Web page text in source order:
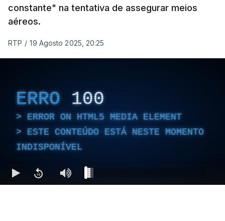
constante" na tentativa de assegurar meios
aéreos.
RTP / 19 Agosto 2025, 20:25
ERRO 100
ERROR ON HTML5 MEDIA ELEMENT
ESTE CONTEÚDO ESTÁ NESTE MOMENTO
INDISPONÍVEL